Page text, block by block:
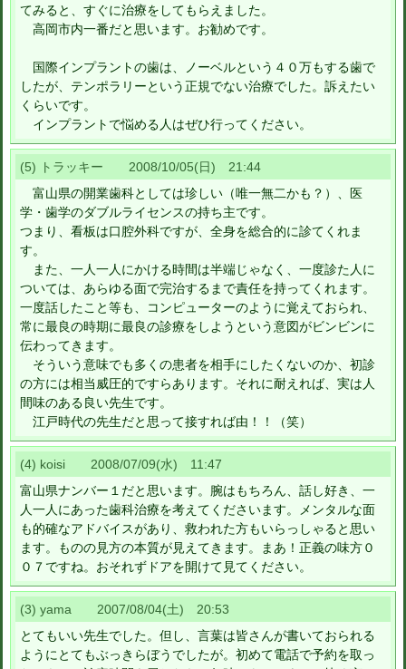
てみると、すぐに治療をしてもらえました。
高岡市内一番だと思います。お勧めです。
国際インプラントの歯は、ノーベルという４０万もする歯で
したが、テンポラリーという正規でない治療でした。訴えたい
くらいです。
インプラントで悩める人はぜひ行ってください。
(5) トラッキー 2008/10/05(日) 21:44
富山県の開業歯科としては珍しい（唯一無二かも？）、医
学・歯学のダブルライセンスの持ち主です。
つまり、看板は口腔外科ですが、全身を総合的に診てくれま
す。
また、一人一人にかける時間は半端じゃなく、一度診た人に
ついては、あらゆる面で完治するまで責任を持ってくれます。
一度話したこと等も、コンピューターのように覚えておられ、
常に最良の時期に最良の診療をしようという意図がビンビンに
伝わってきます。
そういう意味でも多くの患者を相手にしたくないのか、初診
の方には相当威圧的ですらあります。それに耐えれば、実は人
間味のある良い先生です。
江戸時代の先生だと思って接すれば由！！（笑）
(4) koisi 2008/07/09(水) 11:47
富山県ナンバー１だと思います。腕はもちろん、話し好き、一
人一人にあった歯科治療を考えてくださいます。メンタルな面
も的確なアドバイスがあり、救われた方もいらっしゃると思い
ます。ものの見方の本質が見えてきます。まあ！正義の味方０
０７ですね。おそれずドアを開けて見てください。
(3) yama 2007/08/04(土) 20:53
とてもいい先生でした。但し、言葉は皆さんが書いておられる
ようにとてもぶっきらぼうでしたが。初めて電話で予約を取っ